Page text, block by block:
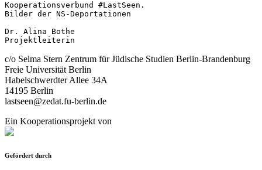
Kooperationsverbund #LastSeen.
Bilder der NS-Deportationen
Dr. Alina Bothe
Projektleiterin
c/o Selma Stern Zentrum für Jüdische Studien Berlin-Brandenburg
Freie Universität Berlin
Habelschwerdter Allee 34A
14195 Berlin
lastseen@zedat.fu-berlin.de
Ein Kooperationsprojekt von
Gefördert durch